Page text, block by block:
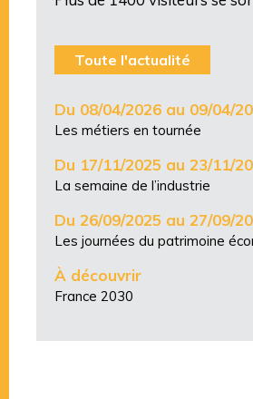
Toute l'actualité
Du 08/04/2026 au 09/04/
Les métiers en tournée
Du 17/11/2025 au 23/11/
La semaine de l’industrie
Du 26/09/2025 au 27/09/
Les journées du patrimoine
À découvrir
France 2030